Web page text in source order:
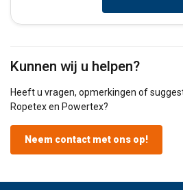
Kunnen wij u helpen?
Heeft u vragen, opmerkingen of
Ropetex en Powertex?
Neem contact met ons op!